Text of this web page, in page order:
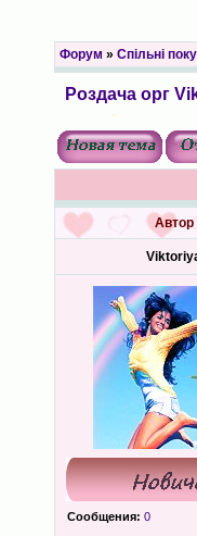
Форум » Спільні
Роздача орг
Автор
Сообщения: 0